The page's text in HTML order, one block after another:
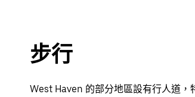
步行
West Haven 的部分地區設有行人道，